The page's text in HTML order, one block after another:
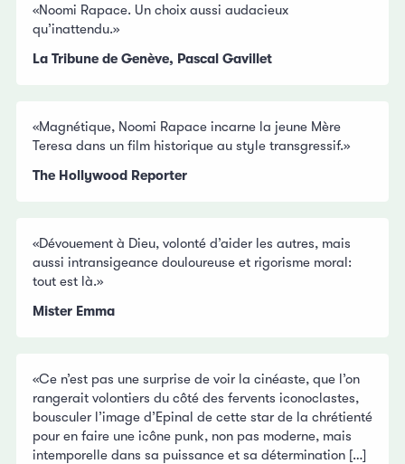
«Noomi Rapace. Un choix aussi audacieux
qu’inattendu.»
La Tribune de Genève, Pascal Gavillet
«Magnétique, Noomi Rapace incarne la jeune Mère
Teresa dans un film historique au style transgressif.»
The Hollywood Reporter
«Dévouement à Dieu, volonté d’aider les autres, mais
aussi intransigeance douloureuse et rigorisme moral:
tout est là.»
Mister Emma
«Ce n’est pas une surprise de voir la cinéaste, que l’on
rangerait volontiers du côté des fervents iconoclastes,
bousculer l’image d’Epinal de cette star de la chrétienté
pour en faire une icône punk, non pas moderne, mais
intemporelle dans sa puissance et sa détermination […]